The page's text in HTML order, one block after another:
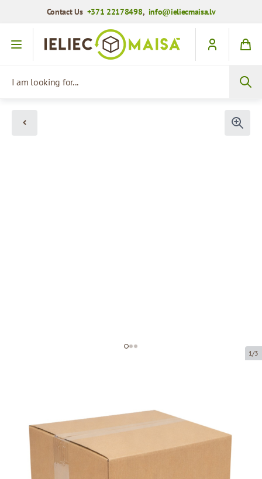
Contact Us +371 22178498, info@ieliecmaisa.lv
Skip to Content
1/3
G03
Size:
430 x 400 x 270 mm
Material:
brown corrugated cardboard
Thickness: